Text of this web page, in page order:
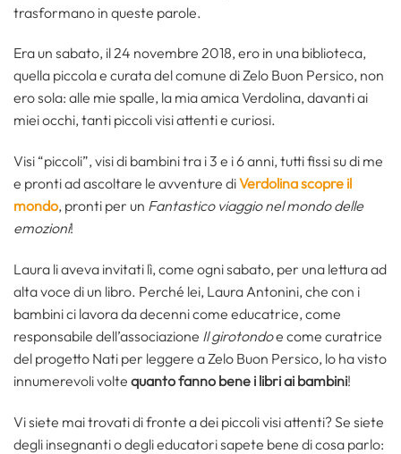
trasformano in queste parole.
Era un sabato, il 24 novembre 2018, ero in una biblioteca,
quella piccola e curata del comune di Zelo Buon Persico, non
ero sola: alle mie spalle, la mia amica Verdolina, davanti ai
miei occhi, tanti piccoli visi attenti e curiosi.
Visi “piccoli”, visi di bambini tra i 3 e i 6 anni, tutti fissi su di me
e pronti ad ascoltare le avventure diVerdolina scopre il
mondo, pronti per un Fantastico viaggio nel mondo delle
emozioni!
Laura li aveva invitati lì, come ogni sabato, per una lettura ad
alta voce di un libro. Perché lei, Laura Antonini, che con i
bambini ci lavora da decenni come educatrice, come
responsabile dell’associazione Il girotondoe come curatrice
del progetto Nati per leggere a Zelo Buon Persico, lo ha visto
innumerevoli volte quanto fanno bene i libri ai bambini!
Vi siete mai trovati di fronte a dei piccoli visi attenti? Se siete
degli insegnanti o degli educatori sapete bene di cosa parlo: